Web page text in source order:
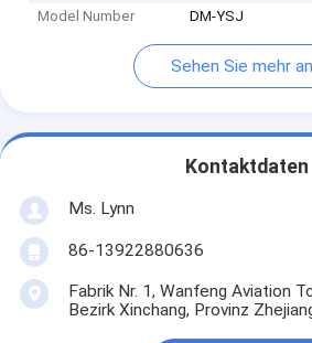
Model Number DM-YSJ
Sehen Sie mehr an
Kontaktdaten
Ms. Lynn
86-13922880636
Fabrik Nr. 1, Wanfeng Aviation
Bezirk Xinchang, Provinz